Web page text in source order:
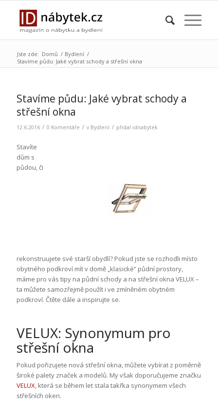
Jste zde: Domů / Bydlení /
Stavíme půdu: Jaké vybrat schody a střešní okna
Stavíme půdu: Jaké vybrat schody a
střešní okna
12.6.2016 / 0 Komentáře / v Bydlení / přidal idnabytek
Stavíte
dům s
půdou, či
rekonstruujete své starší obydlí? Pokud jste se rozhodli místo
obytného podkroví mít v domě „klasické“ půdní prostory,
máme pro vás tipy na půdní schody a na střešní okna VELUX –
ta můžete samozřejmě použít i ve zmíněném obytném
podkroví. Čtěte dále a inspirujte se.
VELUX: Synonymum pro
střešní okna
Pokud pořizujete nová střešní okna, můžete vybírat z poměrně
široké palety značek a modelů. My však doporučujeme značku
VELUX, která se během let stala takřka synonymem všech
střešních oken.